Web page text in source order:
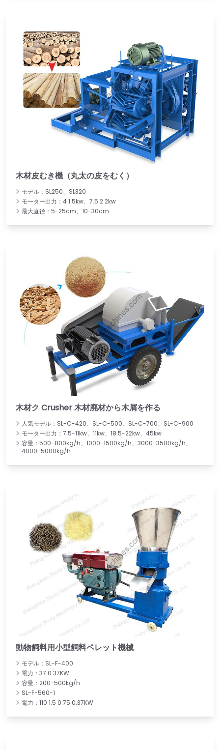
木材皮むき機（丸太の皮をむく）
モデル：SL250、SL320
モーター出力：4 1.5kw、7.5 2.2kw
最大直径：5-25cm、10-30cm
木材ク Crusher 木材廃材から木屑を作る
人気モデル：SL-C-420、SL-C-500、SL-C-700、SL-C-900
モーター出力：7.5-11kw、11kw、18.5-22kw、45kw
容量：500-800kg/h、1000-1500kg/h、3000-3500kg/h、
4000-5000kg/h
動物飼料用小型飼料ペレット機械
モデル：SL-F-400
電力：37 0.37KW
容量：200-500kg/h
SL-F-560-1
電力：110 1.5 0.75 0.37KW